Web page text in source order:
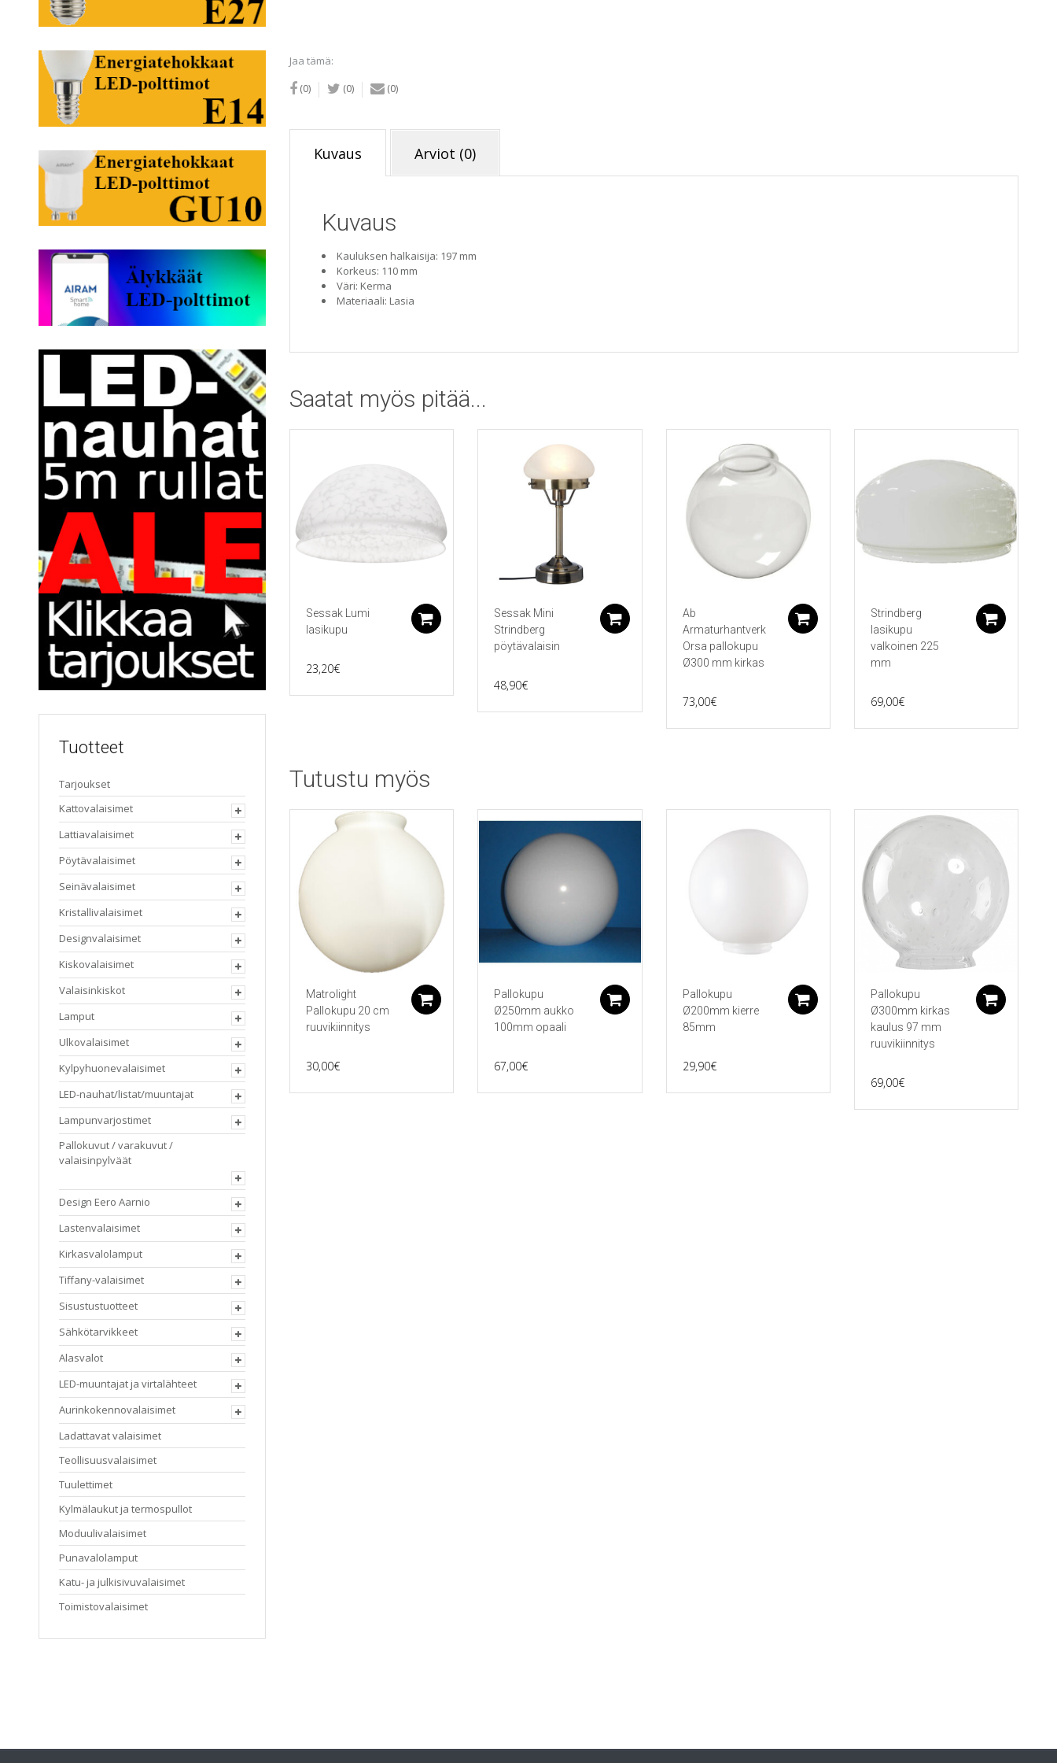
Jaa tämä:
(0) (0) (0)
Kuvaus Arviot (0)
Kuvaus
Kauluksen halkaisija: 197 mm
Korkeus: 110 mm
Väri: Kerma
Materiaali: Lasia
Saatat myös pitää...
Sessak Lumi
lasikupu
23,20€
Lisää ostoskoriin
Sessak Mini
Strindberg
pöytävalaisin
48,90€
Lisää ostoskoriin
Ab
Armaturhantverk
Orsa pallokupu
Ø300 mm kirkas
73,00€
Lisää ostoskoriin
Strindberg
lasikupu
valkoinen 225
mm
69,00€
Tutustu myös
Matrolight
Pallokupu 20 cm
ruuvikiinnitys
30,00€
Lisää ostoskoriin
Pallokupu
Ø250mm aukko
100mm opaali
67,00€
Lisää ostoskoriin
Pallokupu
Ø200mm kierre
85mm
29,90€
Lisää ostoskoriin
Pallokupu
Ø300mm kirkas
kaulus 97 mm
ruuvikiinnitys
69,00€
Tuotteet
Tarjoukset
Kattovalaisimet
Lattiavalaisimet
Pöytävalaisimet
Seinävalaisimet
Kristallivalaisimet
Designvalaisimet
Kiskovalaisimet
Valaisinkiskot
Lamput
Ulkovalaisimet
Kylpyhuonevalaisimet
LED-nauhat/listat/muuntajat
Lampunvarjostimet
Pallokuvut / varakuvut /
valaisinpylväät
Design Eero Aarnio
Lastenvalaisimet
Kirkasvalolamput
Tiffany-valaisimet
Sisustustuotteet
Sähkötarvikkeet
Alasvalot
LED-muuntajat ja virtalähteet
Aurinkokennovalaisimet
Ladattavat valaisimet
Teollisuusvalaisimet
Tuulettimet
Kylmälaukut ja termospullot
Moduulivalaisimet
Punavalolamput
Katu- ja julkisivuvalaisimet
Toimistovalaisimet